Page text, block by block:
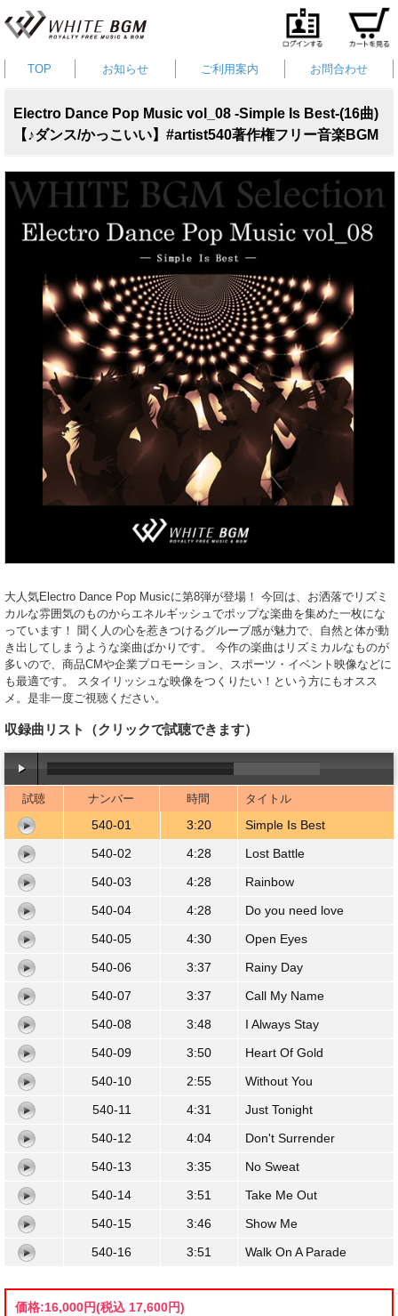
TOP お知らせ ご利用案内 お問合わせ
Electro Dance Pop Music vol_08 -Simple Is Best-(16曲)
【♪ダンス/かっこいい】#artist540著作権フリー音楽BGM
大人気Electro Dance Pop Musicに第8弾が登場！ 今回は、お洒落でリズミ
カルな雰囲気のものからエネルギッシュでポップな楽曲を集めた一枚にな
っています！ 聞く人の心を惹きつけるグルーブ感が魅力で、自然と体が動
き出してしまうような楽曲ばかりです。 今作の楽曲はリズミカルなものが
多いので、商品CMや企業プロモーション、スポーツ・イベント映像などに
も最適です。 スタイリッシュな映像をつくりたい！という方にもオスス
メ。是非一度ご視聴ください。
収録曲リスト （クリックで試聴できます）
/03:19
試聴 ナンバー 時間 タイトル
540-01 3:20
Simple Is Best
540-02
4:28
Lost Battle
540-03
4:28
Rainbow
540-04
4:28
Do you need love
540-05
4:30
Open Eyes
540-06
3:37
Rainy Day
540-07
3:37
Call My Name
540-08
3:48
I Always Stay
540-09
3:50
Heart Of Gold
540-10
2:55
Without You
540-11
4:31
Just Tonight
540-12
4:04
Don't Surrender
540-13
3:35
No Sweat
540-14
3:51
Take Me Out
540-15
3:46
Show Me
540-16
3:51 Walk On A Parade
価格:16,000円(税込 17,600円)